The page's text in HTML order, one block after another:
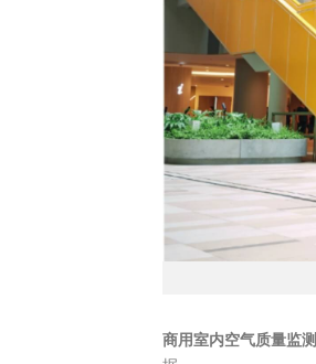
商用室内空气质量监测